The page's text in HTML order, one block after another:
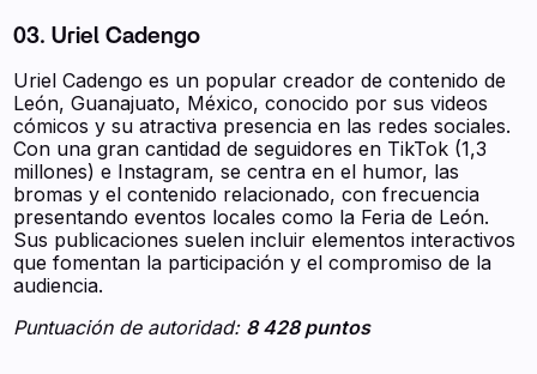
03. Uriel Cadengo
Uriel Cadengo es un popular creador de contenido de
León, Guanajuato, México, conocido por sus videos
cómicos y su atractiva presencia en las redes sociales.
Con una gran cantidad de seguidores en TikTok (1,3
millones) e Instagram, se centra en el humor, las
bromas y el contenido relacionado, con frecuencia
presentando eventos locales como la Feria de León.
Sus publicaciones suelen incluir elementos interactivos
que fomentan la participación y el compromiso de la
audiencia.
Puntuación de autoridad: 8 428 puntos